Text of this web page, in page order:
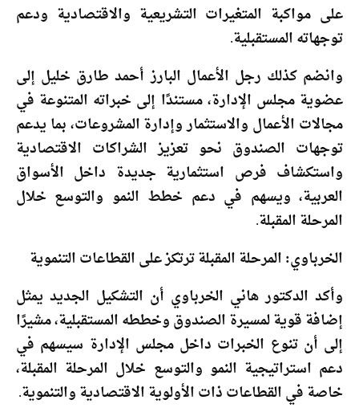
على مواكبة المتغيرات التشريعية والاقتصادية ودعم
توجهاته المستقبلية.
وانضم كذلك رجل الأعمال البارز أحمد طارق خليل إلى
عضوية مجلس الإدارة، مستندًا إلى خبراته المتنوعة في
مجالات الأعمال والاستثمار وإدارة المشروعات، بما يدعم
توجهات الصندوق نحو تعزيز الشراكات الاقتصادية
واستكشاف فرص استثمارية جديدة داخل الأسواق
العربية، ويسهم في دعم خطط النمو والتوسع خلال
المرحلة المقبلة.
الخرباوي: المرحلة المقبلة ترتكز على القطاعات التنموية
وأكد الدكتور هاني الخرباوي أن التشكيل الجديد يمثل
إضافة قوية لمسيرة الصندوق وخططه المستقبلية، مشيرًا
إلى أن تنوع الخبرات داخل مجلس الإدارة سيسهم في
دعم استراتيجية النمو والتوسع خلال المرحلة المقبلة،
خاصة في القطاعات ذات الأولوية الاقتصادية والتنموية.